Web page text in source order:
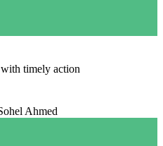
timely action
Ahmed